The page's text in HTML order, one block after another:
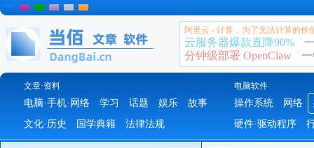
阿里云 - 计算，为了无法计算的价
云服务器爆款直降90%
分钟级部署 OpenClaw
文章·资料 电脑软件
电脑·手机·网络 学习 话题 娱乐
故事
文化·历史
国学典籍 法律法规
操作系统 网络
硬件·驱动程序